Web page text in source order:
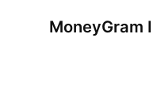
MoneyGram